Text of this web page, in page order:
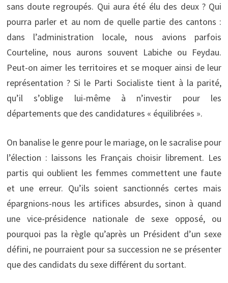
sans doute regroupés. Qui aura été élu des deux ? Qui
pourra parler et au nom de quelle partie des cantons :
dans l’administration locale, nous avions parfois
Courteline, nous aurons souvent Labiche ou Feydau.
Peut-on aimer les territoires et se moquer ainsi de leur
représentation ? Si le Parti Socialiste tient à la parité,
qu’il s’oblige lui-même à n’investir pour les
départements que des candidatures « équilibrées ».
On banalise le genre pour le mariage, on le sacralise pour
l’élection : laissons les Français choisir librement. Les
partis qui oublient les femmes commettent une faute
et une erreur. Qu’ils soient sanctionnés certes mais
épargnions-nous les artifices absurdes, sinon à quand
une vice-présidence nationale de sexe opposé, ou
pourquoi pas la règle qu’après un Président d’un sexe
défini, ne pourraient pour sa succession ne se présenter
que des candidats du sexe différent du sortant.